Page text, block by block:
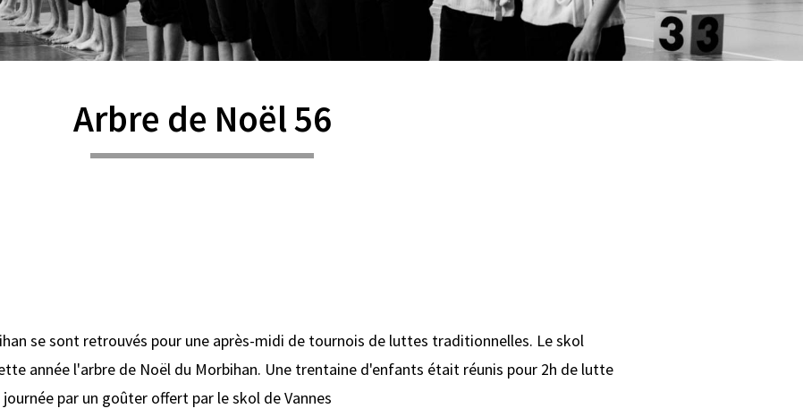
Arbre de Noël 56
se sont retrouvés pour une après-midi de tournois de luttes traditionnelles. Le skol
année l'arbre de Noël du Morbihan. Une trentaine d'enfants était réunis pour 2h de lutte
par un goûter offert par le skol de Vannes